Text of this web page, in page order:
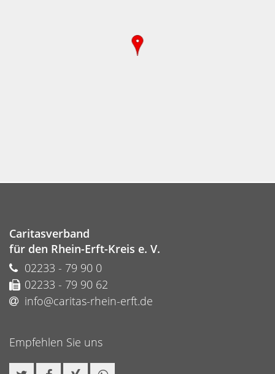
Caritasverband
für den Rhein-Erft-Kreis e. V.
02233 - 79 90 0
02233 - 79 90 62
info@caritas-rhein-erft.de
Empfehlen Sie uns